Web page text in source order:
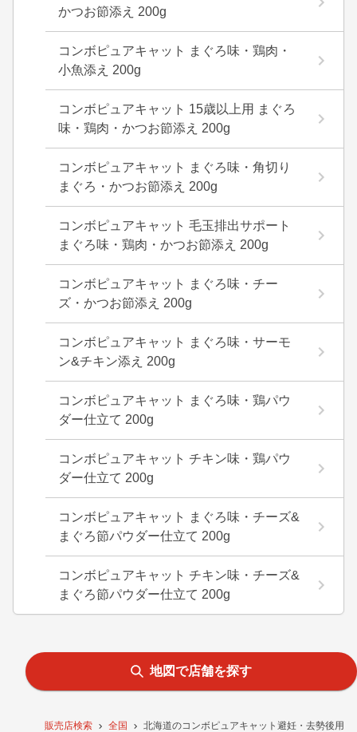
販売店検索 全国 北海道のコンボピュアキャット避妊・去勢後用
かつお節添え 200g
コンボピュアキャット まぐろ味・鶏肉・
小魚添え 200g
コンボピュアキャット 15歳以上用 まぐろ
味・鶏肉・かつお節添え 200g
コンボピュアキャット まぐろ味・角切り
まぐろ・かつお節添え 200g
コンボピュアキャット 毛玉排出サポート
まぐろ味・鶏肉・かつお節添え 200g
コンボピュアキャット まぐろ味・チー
ズ・かつお節添え 200g
コンボピュアキャット まぐろ味・サーモ
ン&チキン添え 200g
コンボピュアキャット まぐろ味・鶏パウ
ダー仕立て 200g
コンボピュアキャット チキン味・鶏パウ
ダー仕立て 200g
コンボピュアキャット まぐろ味・チーズ&
まぐろ節パウダー仕立て 200g
コンボピュアキャット チキン味・チーズ&
まぐろ節パウダー仕立て 200g
地図で店舗を探す